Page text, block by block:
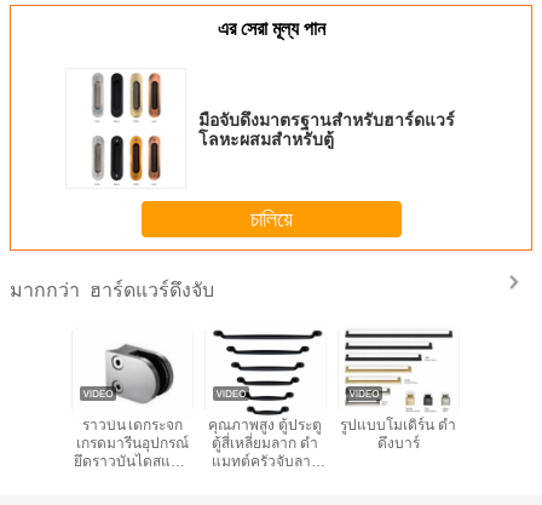
এর সেরা মূল্য পান
มือจับดึงมาตรฐานสำหรับฮาร์ดแวร์
โลหะผสมสำหรับตู้
চালিয়ে
มากกว่า ฮาร์ดแวร์ดึงจับ
ราวบันไดกระจก
เกรดมารีนอุปกรณ์
ยึดราวบันไดสแตน
คุณภาพสูง ตู้ประตู
ตู้สี่เหลี่ยมลาก ดํา
แมทต์ครัวจับลาก
รูปแบบโมเดิร์น ดํา
ดึงบาร์